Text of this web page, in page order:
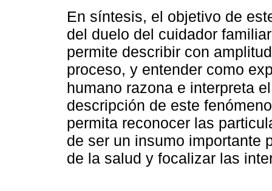
En síntesis, el objetivo de
del duelo del cuidador
permite describir con
proceso, y entender como
humano razona e interpreta
descripción de este
permita reconocer las
de ser un insumo importante
de la salud y focalizar las